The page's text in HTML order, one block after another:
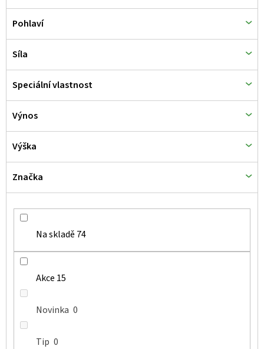
Na skladě 74
Akce 15
Novinka 0
Tip 0
Pohlaví
Síla
Speciální vlastnost
Výnos
Výška
Značka